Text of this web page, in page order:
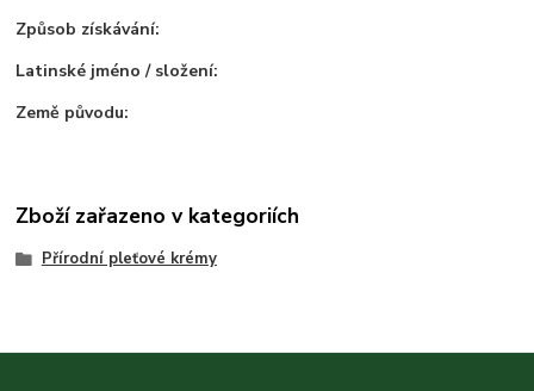
Způsob získávání:
Latinské jméno / složení:
Země původu:
Zboží zařazeno v kategoriích
Přírodní pleťové krémy